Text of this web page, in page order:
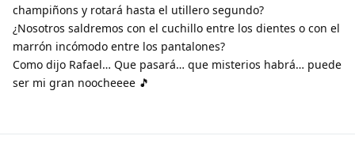
champiñons y rotará hasta el utillero segundo?
¿Nosotros saldremos con el cuchillo entre los dientes o con el
marrón incómodo entre los pantalones?
Como dijo Rafael… Que pasará… que misterios habrá… puede
ser mi gran noocheeee 🎵